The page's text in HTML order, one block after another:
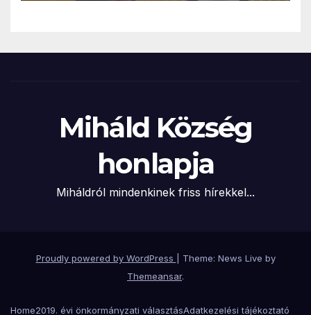
Miháld Község
honlapja
Miháldról mindenkinek friss hírekkel...
Proudly powered by WordPress
Theme: News Live by
Themeansar.
Home2019. évi önkormányzati választásAdatkezelési tájékoztató